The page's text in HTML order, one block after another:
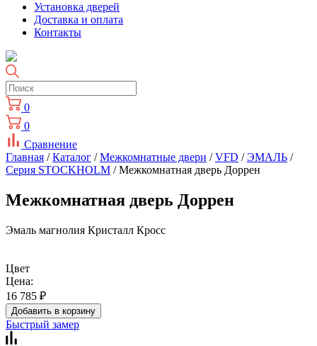
Установка дверей
Доставка и оплата
Контакты
0
0
Сравнение
Главная /Каталог /Межкомнатные двери /VFD /ЭМАЛЬ /
Серия STOCKHOLM / Межкомнатная дверь Доррен
Межкомнатная дверь Доррен
Эмаль магнолия Кристалл Кросс
Цвет
Цена:
16 785 ₽
Добавить в корзину
Быстрый замер